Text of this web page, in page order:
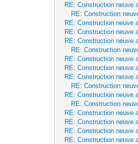
RE: Construction neuve
RE: Construction
RE: Construction neuve
RE: Construction neuve
RE: Construction neuve
RE: Construction
RE: Construction neuve
RE: Construction neuve
RE: Construction neuve
RE: Construction
RE: Construction neuve
RE: Construction
RE: Construction neuve
RE: Construction neuve
RE: Construction neuve
RE: Construction neuve